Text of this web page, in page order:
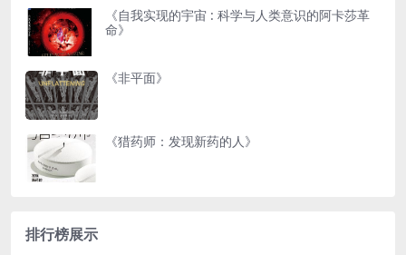
《自我实现的宇宙 : 科学与人类意识的阿卡莎革
命》
《非平面》
《猎药师：发现新药的人》
排行榜展示